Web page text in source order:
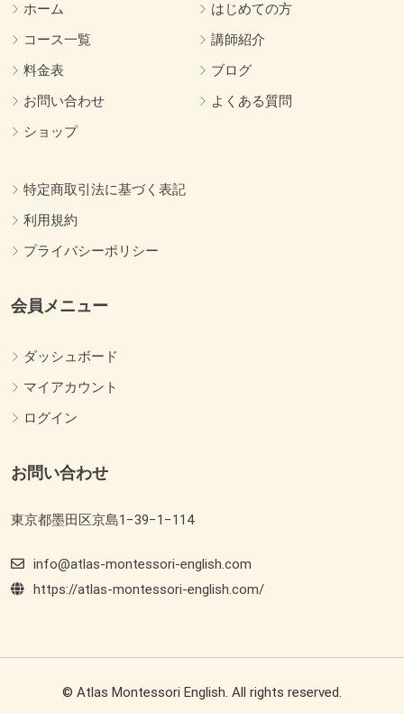
ホーム
はじめての方
コース一覧
講師紹介
料金表
ブログ
お問い合わせ
よくある質問
ショップ
特定商取引法に基づく表記
利用規約
プライバシーポリシー
会員メニュー
ダッシュボード
マイアカウント
ログイン
お問い合わせ
東京都墨田区京島1−39−1−114
info@atlas-montessori-english.com
https://atlas-montessori-english.com/
© Atlas Montessori English. All rights reserved.